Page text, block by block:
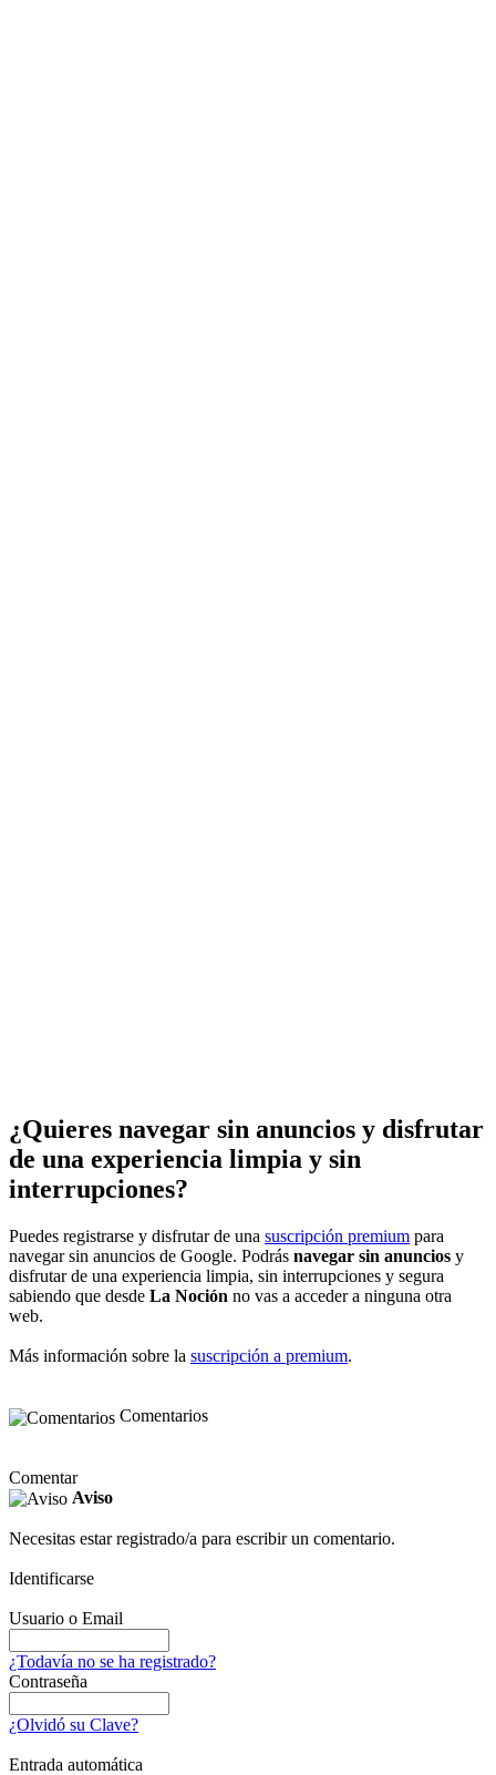
¿Quieres navegar sin anuncios y disfrutar
de una experiencia limpia y sin
interrupciones?
Puedes registrarse y disfrutar de una suscripción premium para
navegar sin anuncios de Google. Podrás navegar sin anuncios y
disfrutar de una experiencia limpia, sin interrupciones y segura
sabiendo que desde La Noción no vas a acceder a ninguna otra
web.
Más información sobre la suscripción a premium.
Comentarios
Comentar
Aviso
Necesitas estar registrado/a para escribir un comentario.
Identificarse
Usuario o Email
¿Todavía no se ha registrado?
Contraseña
¿Olvidó su Clave?
Entrada automática